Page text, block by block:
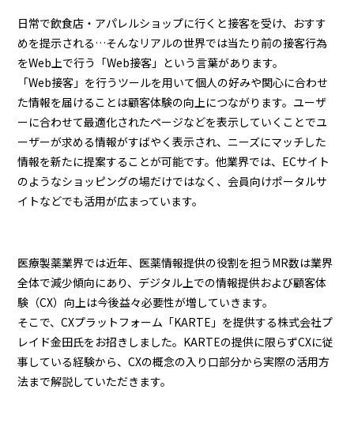
日常で飲食店・アパレルショップに行くと接客を受け、おすす
めを提示される…そんなリアルの世界では当たり前の接客行為
をWeb上で行う「Web接客」という言葉があります。
「Web接客」を行うツールを用いて個人の好みや関心に合わせ
た情報を届けることは顧客体験の向上につながります。ユーザ
ーに合わせて最適化されたページなどを表示していくことでユ
ーザーが求める情報がすばやく表示され、ニーズにマッチした
情報を新たに提案することが可能です。他業界では、ECサイト
のようなショッピングの場だけではなく、会員向けポータルサ
イトなどでも活用が広まっています。
医療製薬業界では近年、医薬情報提供の役割を担うMR数は業界
全体で減少傾向にあり、デジタル上での情報提供および顧客体
験（CX）向上は今後益々必要性が増していきます。
そこで、CXプラットフォーム「KARTE」を提供する株式会社プ
レイド金田氏をお招きしました。KARTEの提供に限らずCXに従
事している経験から、CXの概念の入り口部分から実際の活用方
法まで解説していただきます。